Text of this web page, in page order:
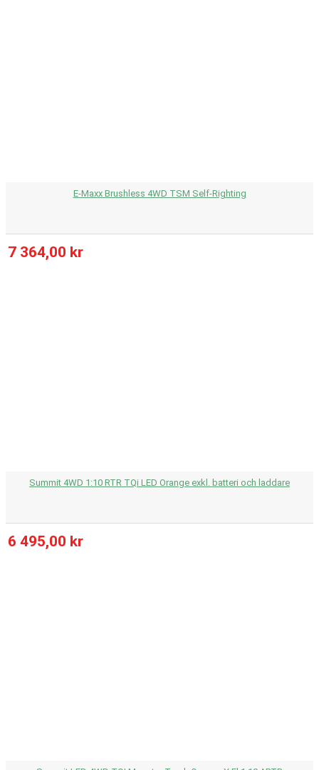
E-Maxx Brushless 4WD TSM Self-Righting
7 364,00 kr
Summit 4WD 1:10 RTR TQi LED Orange exkl. batteri och laddare
6 495,00 kr